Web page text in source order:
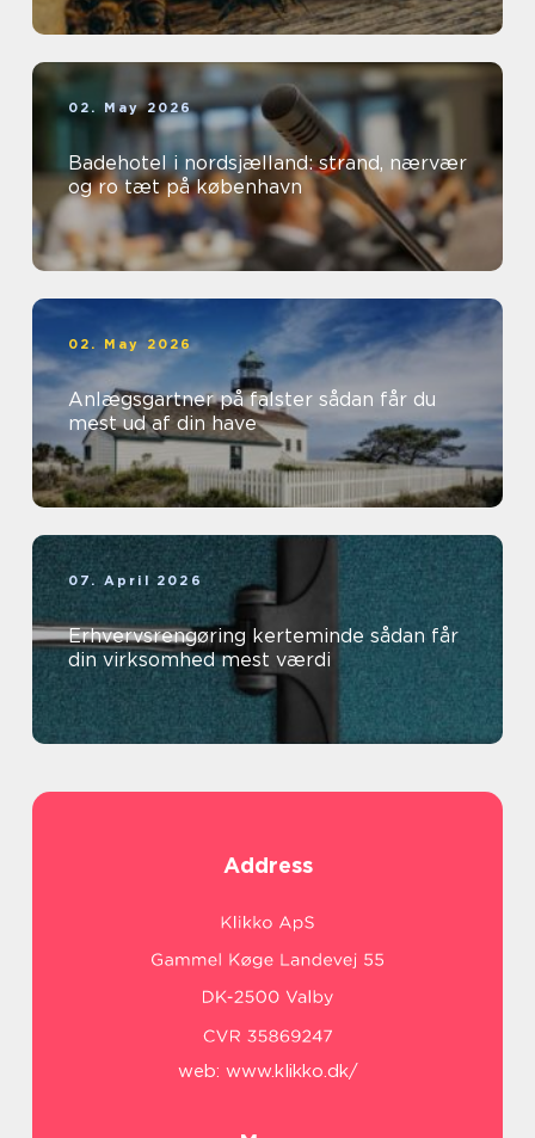
02. May 2026
Badehotel i nordsjælland: strand, nærvær
og ro tæt på københavn
02. May 2026
Anlægsgartner på falster sådan får du
mest ud af din have
07. April 2026
Erhvervsrengøring kerteminde sådan får
din virksomhed mest værdi
Address
web: www.klikko.dk/